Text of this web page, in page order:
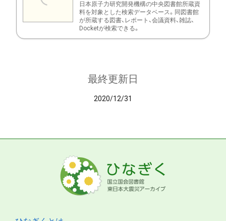
日本原子力研究開発機構の中央図書館所蔵資
料を対象とした検索データベース。同図書館
が所蔵する図書、レポート、会議資料、雑誌、
Docketが検索できる。
最終更新日
2020/12/31